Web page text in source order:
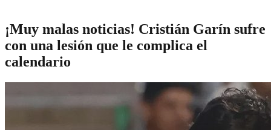
¡Muy malas noticias! Cristián Garín sufre
con una lesión que le complica el
calendario